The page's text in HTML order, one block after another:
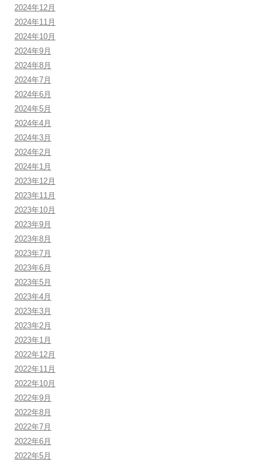
2024年12月
2024年11月
2024年10月
2024年9月
2024年8月
2024年7月
2024年6月
2024年5月
2024年4月
2024年3月
2024年2月
2024年1月
2023年12月
2023年11月
2023年10月
2023年9月
2023年8月
2023年7月
2023年6月
2023年5月
2023年4月
2023年3月
2023年2月
2023年1月
2022年12月
2022年11月
2022年10月
2022年9月
2022年8月
2022年7月
2022年6月
2022年5月